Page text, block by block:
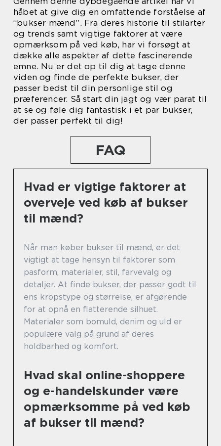
håbet at give dig en omfattende forståelse af
“bukser mænd”. Fra deres historie til stilarter
og trends samt vigtige faktorer at være
opmærksom på ved køb, har vi forsøgt at
dække alle aspekter af dette fascinerende
emne. Nu er det op til dig at tage denne
viden og finde de perfekte bukser, der
passer bedst til din personlige stil og
præferencer. Så start din jagt og vær parat til
at se og føle dig fantastisk i et par bukser,
der passer perfekt til dig!
FAQ
Hvad er vigtige faktorer at
overveje ved køb af bukser
til mænd?
Når man køber bukser til mænd, er det
vigtigt at tage hensyn til faktorer som
pasform, materialer, stil, farvevalg og
detaljer. At finde bukser, der passer godt til
ens kropstype og størrelse, er afgørende
for at opnå en flatterende silhuet.
Materialer som bomuld, denim og uld er
populære valg på grund af deres
holdbarhed og komfort.
Hvad skal online-shoppere
og e-handelskunder være
opmærksomme på ved køb
af bukser til mænd?